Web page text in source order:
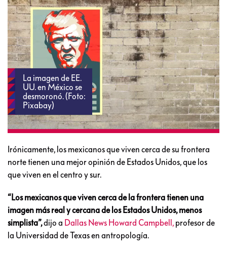
La imagen de EE.
UU. en México se
desmoronó. (Foto:
Pixabay)
Irónicamente, los mexicanos que viven cerca de su frontera
norte tienen una mejor opinión de Estados Unidos, que los
que viven en el centro y sur.
“Los mexicanos que viven cerca de la frontera tienen una
imagen más real y cercana de los Estados Unidos, menos
simplista”,dijo a Dallas News Howard Campbell, profesor de
la Universidad de Texas en antropología.